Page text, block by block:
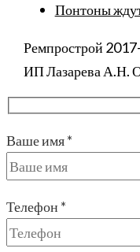
Понтоны
Ремпрострой
ИП Лазарева А.Н.
Ваше имя *
Телефон *